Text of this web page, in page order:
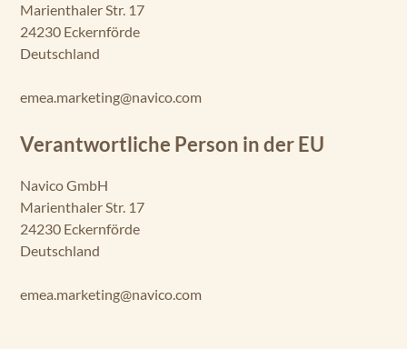
Marienthaler Str. 17
24230 Eckernförde
Deutschland
emea.marketing@navico.com
Verantwortliche Person in der EU
Navico GmbH
Marienthaler Str. 17
24230 Eckernförde
Deutschland
emea.marketing@navico.com